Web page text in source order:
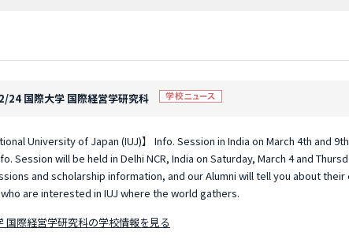
24 国際大学 国際経営学研究科
University of Japan (IUJ)】 Info. Session in India on March 4th and 9th
Session will be held in Delhi NCR, India on Saturday, March 4 and
and scholarship information, and our Alumni will tell you about
are interested in IUJ where the world gathers.
国際経営学研究科の学校情報を見る